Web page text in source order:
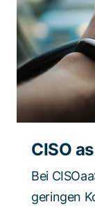
CISO
Bei
geringen